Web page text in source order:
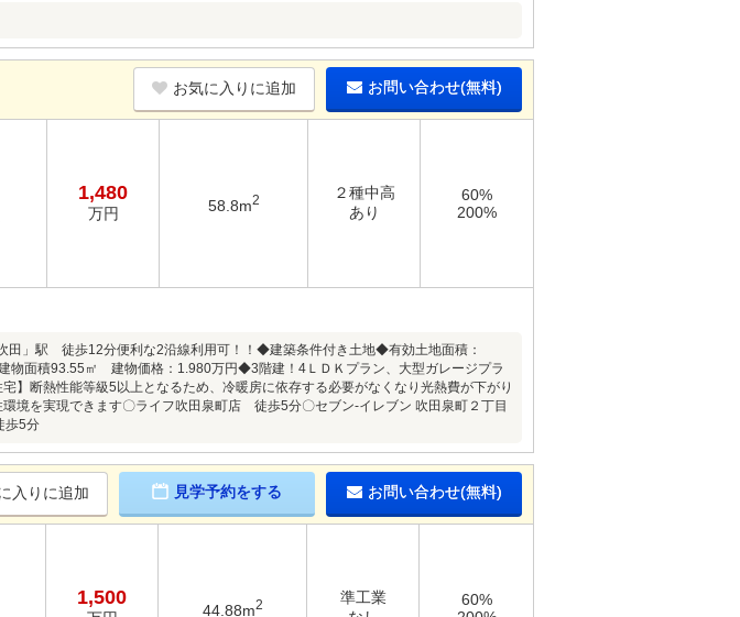
お気に入りに追加 お問い合わせ(無料)
1,480
万円 58.8m2
２種中高
あり
60%
200%
」駅 徒歩12分便利な2沿線利用可！！◆建築条件付き土地◆有効土地面積：
面積93.55㎡ 建物価格：1.980万円◆3階建！4ＬＤＫプラン、大型ガレージプラ
】断熱性能等級5以上となるため、冷暖房に依存する必要がなくなり光熱費が下がり
境を実現できます〇ライフ吹田泉町店 徒歩5分〇セブン-イレブン 吹田泉町２丁目
歩5分
入りに追加 見学予約をする お問い合わせ(無料)
1,500
44.88m2
準工業
60%